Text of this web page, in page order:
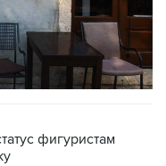
фигуристам